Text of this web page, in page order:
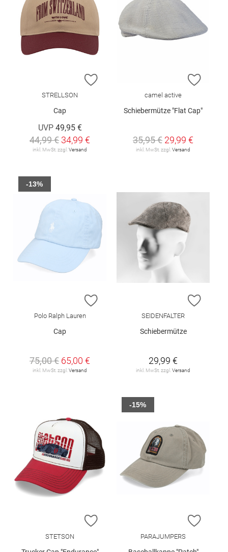
ZUR WUNSCHLISTE HINZUFÜGEN
STRELLSON
Cap
UVP 49,95 €
44,99 € 34,99 €
inkl. MwSt. zzgl. Versand
ZUR
camel active
Schiebermütze "Flat Cap"
35,95 € 29,99 €
inkl. MwSt. zzgl. Versand
ZUR WUNSCHLISTE HINZUFÜGEN
Polo Ralph Lauren
Cap
75,00 € 65,00 €
inkl. MwSt. zzgl. Versand
-13%
ZUR
SEIDENFALTER
Schiebermütze
29,99 €
inkl. MwSt. zzgl. Versand
ZUR WUNSCHLISTE HINZUFÜGEN
STETSON
ZUR
PARAJUMPERS
-15%